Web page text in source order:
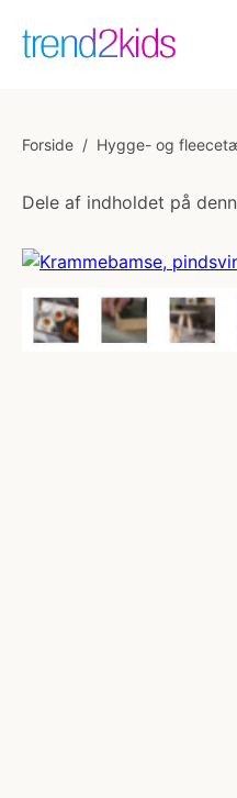
Forside / Hygge- og
Dele af indholdet på